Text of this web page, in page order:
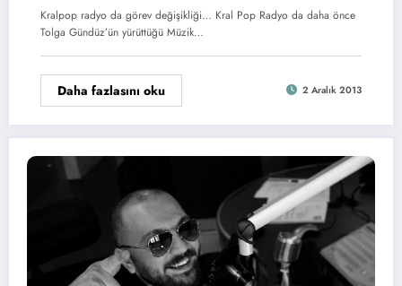
Kralpop radyo da görev değişikliği… Kral Pop Radyo da daha önce
Tolga Gündüz’ün yürüttüğü Müzik…
Daha fazlasını oku 2 Aralık 2013